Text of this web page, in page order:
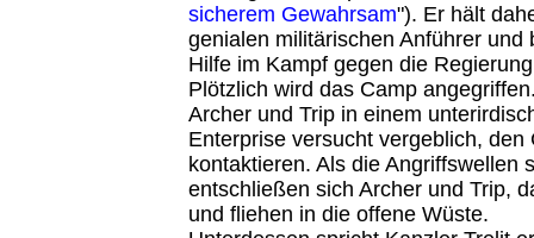
sicherem Gewahrsam"). Er hält
genialen militärischen Anführer und
Hilfe im Kampf gegen die
Plötzlich wird das Camp
Archer und Trip in einem
Enterprise versucht vergeblich, den
kontaktieren. Als die Angriffswellen
entschließen sich Archer und Trip,
und fliehen in die offene Wüste.